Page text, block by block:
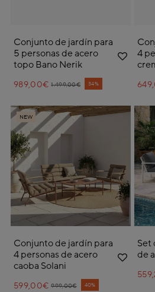
Conjunto de jardín para
5 personas de acero
topo Bano Nerik
Price reduced from
1.499,00€
to 34%
989,00€
4
NEW
Conjunto de jardín para
4 personas de acero
caoba Solani
Price reduced from
999,00€
to 40%
599,00€
Set
de